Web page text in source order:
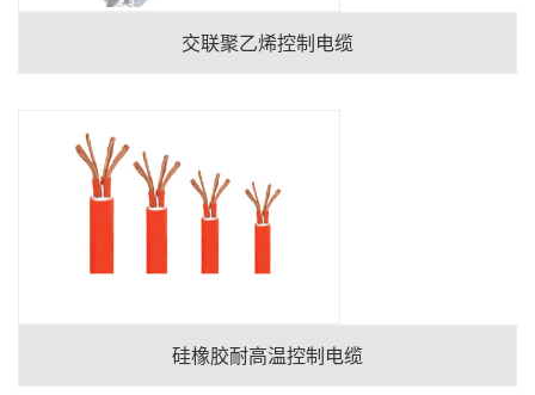
交联聚乙烯控制电缆
硅橡胶耐高温控制电缆